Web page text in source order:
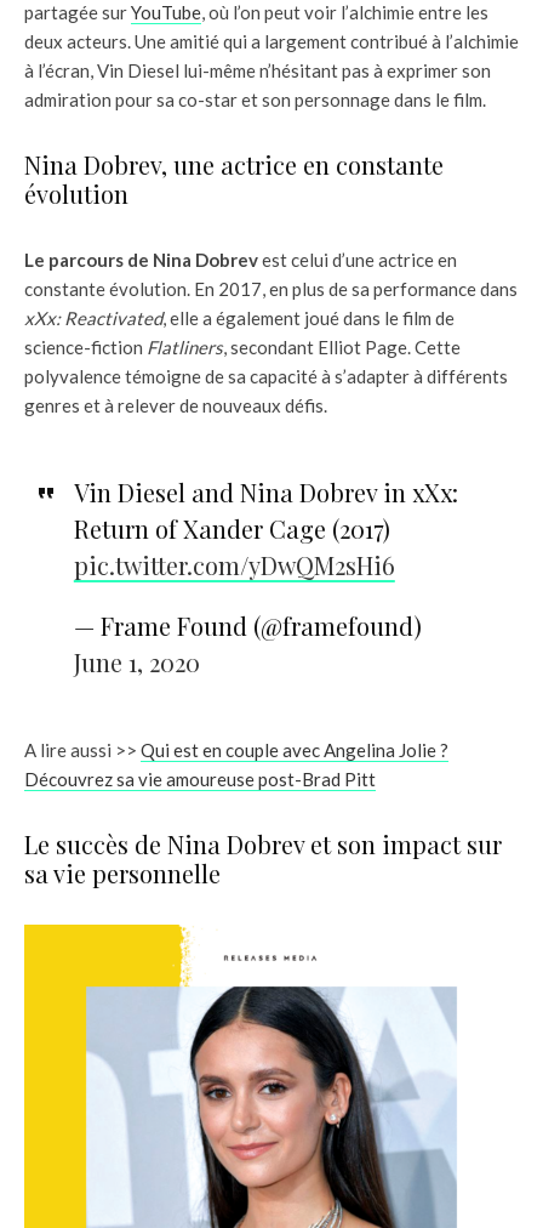
partagée surYouTube, où l’on peut voir l’alchimie entre les
deux acteurs. Une amitié qui a largement contribué à l’alchimie
à l’écran, Vin Diesel lui-même n’hésitant pas à exprimer son
admiration pour sa co-star et son personnage dans le film.
Nina Dobrev, une actrice en constante
évolution
Le parcours de Nina Dobrevest celui d’une actrice en
constante évolution. En 2017, en plus de sa performance dans
xXx: Reactivated, elle a également joué dans le film de
science-fiction Flatliners, secondant Elliot Page. Cette
polyvalence témoigne de sa capacité à s’adapter à différents
genres et à relever de nouveaux défis.
Vin Diesel and Nina Dobrev in xXx:
Return of Xander Cage (2017)
pic.twitter.com/yDwQM2sHi6
— Frame Found (@framefound)
June 1, 2020
A lire aussi >> Qui est en couple avec Angelina Jolie ?
Découvrez sa vie amoureuse post-Brad Pitt
Le succès de Nina Dobrev et son impact sur
sa vie personnelle